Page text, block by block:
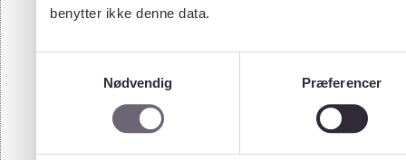
benytter ikke denne data.
Nødvendig
Præferencer